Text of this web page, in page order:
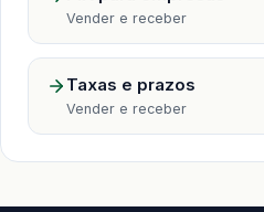
Vender e receber
Taxas e prazos
Vender e receber